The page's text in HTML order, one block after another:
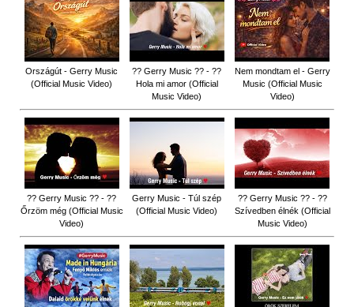
Országút - Gerry Music
(Official Music Video)
?? Gerry Music ?? - ??
Hola mi amor (Official
Music Video)
Nem mondtam el - Gerry
Music (Official Music
Video)
?? Gerry Music ?? - ??
Őrzöm még (Official Music
Video)
Gerry Music - Túl szép
(Official Music Video)
?? Gerry Music ?? - ??
Szívedben élnék (Official
Music Video)